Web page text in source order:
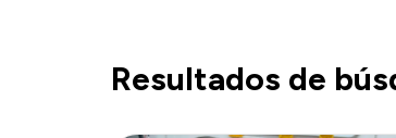
Resultados de